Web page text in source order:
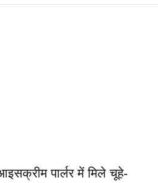
पार्लर में मिले चूहे-